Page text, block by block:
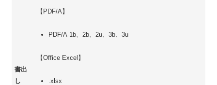
書出
し
【PDF/A】
PDF/A-1b、2b、2u、3b、3u
【Office Excel】
.xlsx